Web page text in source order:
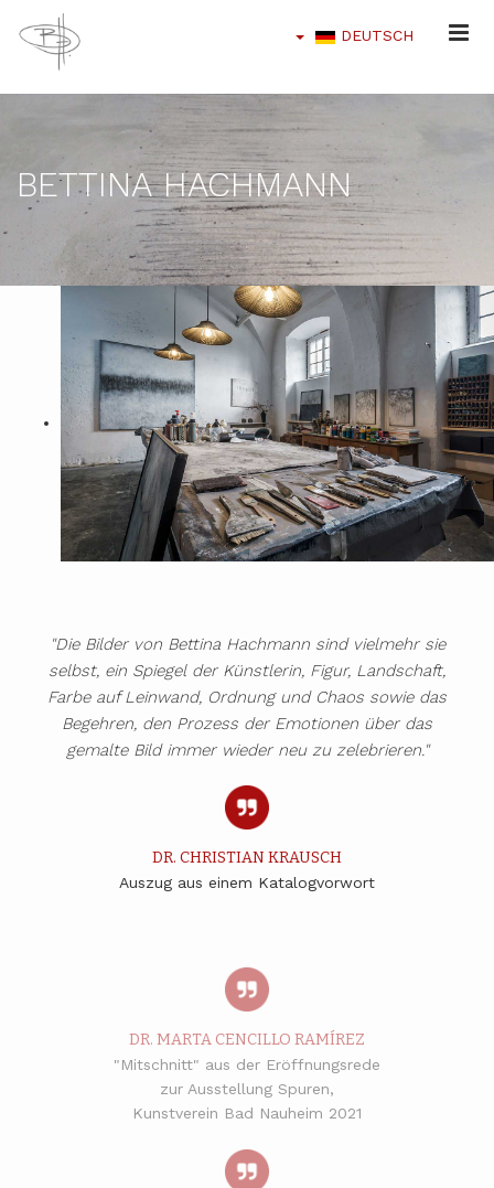
DEUTSCH
BETTINA HACHMANN
"Die Bilder von Bettina Hachmann sind vielmehr sie
selbst, ein Spiegel der Künstlerin, Figur, Landschaft,
Farbe auf Leinwand, Ordnung und Chaos sowie das
Begehren, den Prozess der Emotionen über das
gemalte Bild immer wieder neu zu zelebrieren."
DR. CHRISTIAN KRAUSCH
Auszug aus einem Katalogvorwort
DR. MARTA CENCILLO RAMÍREZ
"Mitschnitt" aus der Eröffnungsrede
zur Ausstellung Spuren,
Kunstverein Bad Nauheim 2021